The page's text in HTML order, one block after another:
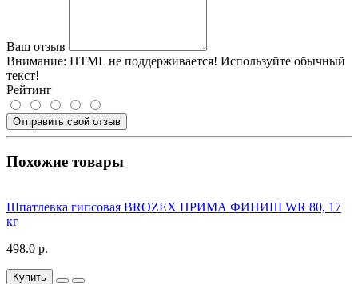
Ваш отзыв
Внимание: HTML не поддерживается! Используйте обычный
текст!
Рейтинг
Отправить свой отзыв
Похожие товары
Шпатлевка гипсовая BROZEX ПРИМА ФИНИШ WR 80, 17
кг
498.0 р.
Купить